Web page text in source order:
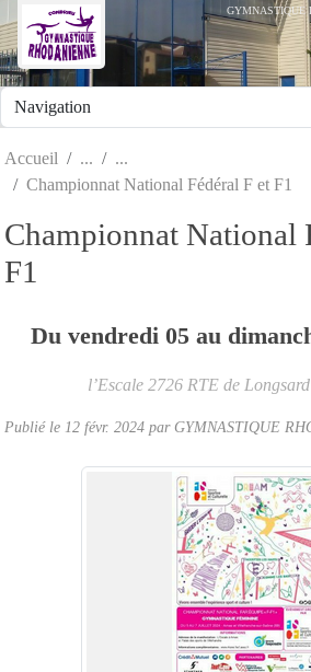
GYMNASTIQUE
Accueil
Championnat National Fédéral F et F1
Championnat National
F1
Du vendredi 05 au
l’Escale 2726 RTE de Longsard
Publié le 12 févr. 2024 parGYMNASTIQUE
Panneau de gestion des cookies